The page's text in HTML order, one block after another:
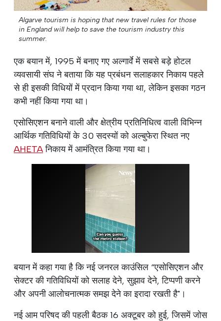
Algarve tourism is hoping that new travel rules for those
in England will help to save the tourism industry this
summer.
एक बयान में, 1995 में बनाए गए अल्गार्वे में सबसे बड़े होटल
व्यवसायी संघ ने बताया कि यह प्रबंधन सलाहकार निकाय पहले
से ही इसकी विधियों में प्रदान किया गया था, लेकिन इसका गठन
कभी नहीं किया गया था।
एसोसिएशन बनाने वाली और क्षेत्रीय प्रतिनिधित्व वाली विभिन्न
आर्थिक गतिविधियों के 30 सदस्यों को अल्बुफेरा स्थित नए
AHETAनिकाय में आमंत्रित किया गया था।
बयान में कहा गया है कि नई जनरल काउंसिल “एसोसिएशन और
सेक्टर की गतिविधियों को सलाह देने, सुझाव देने, टिप्पणी करने
और अपनी आलोचनात्मक समझ देने का इरादा रखती है"।
नई आम परिषद की पहली बैठक 16 अक्टूबर को हुई, जिसमें जोस